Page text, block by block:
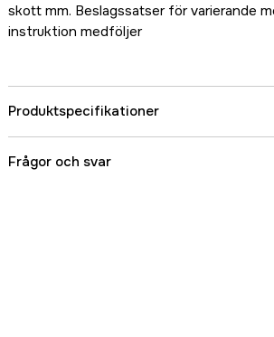
skott mm. Beslagssatser för varierande
instruktion medföljer
Produktspecifikationer
Referensnummer
Frågor och svar